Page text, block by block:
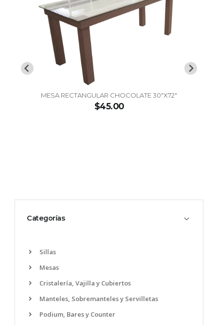
MESA RECTANGULAR CHOCOLATE 30"X72"
$45.00
Categorías
Sillas
Mesas
Cristalería, Vajilla y Cubiertos
Manteles, Sobremanteles y Servilletas
Podium, Bares y Counter